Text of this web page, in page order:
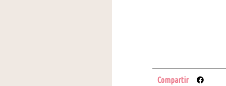
Compartir